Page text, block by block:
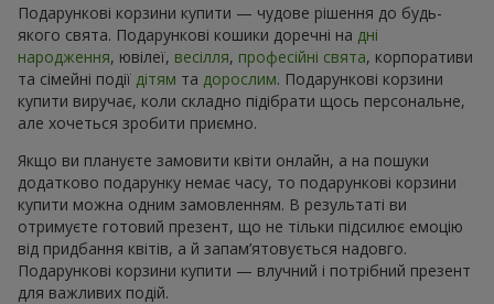
Подарункові корзини купити — чудове рішення до будь-
якого свята. Подарункові кошики доречні на дні
народження, ювілеї, весілля, професійні свята, корпоративи
та сімейні події дітям та дорослим. Подарункові корзини
купити виручає, коли складно підібрати щось персональне,
але хочеться зробити приємно.
Якщо ви плануєте замовити квіти онлайн, а на пошуки
додатково подарунку немає часу, то подарункові корзини
купити можна одним замовленням. В результаті ви
отримуєте готовий презент, що не тільки підсилює емоцію
від придбання квітів, а й запам’ятовується надовго.
Подарункові корзини купити — влучний і потрібний презент
для важливих подій.